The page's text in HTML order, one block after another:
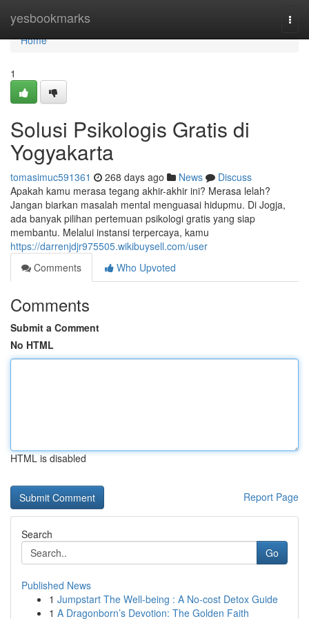
yesbookmarks
Home
Home
1
Solusi Psikologis Gratis di
Yogyakarta
tomasimuc591361 268 days ago News
Discuss
Apakah kamu merasa tegang akhir-akhir ini? Merasa lelah?
Jangan biarkan masalah mental menguasai hidupmu. Di Jogja,
ada banyak pilihan pertemuan psikologi gratis yang siap
membantu. Melalui instansi terpercaya, kamu
https://darrenjdjr975505.wikibuysell.com/user
Comments
Who Upvoted
Comments
Submit a Comment
No HTML
HTML is disabled
Report Page
Search
Go
Published News
1 Jumpstart The Well-being : A No-cost Detox Guide
1 A Dragonborn’s Devotion: The Golden Faith